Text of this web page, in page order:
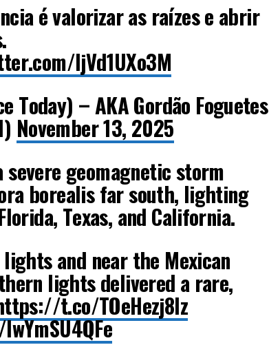
é valorizar as raízes e abrir
ljVd1UXo3M
Today) – AKA Gordão Foguetes
November 13, 2025
severe geomagnetic storm
borealis far south, lighting
Texas, and California.
and near the Mexican
lights delivered a rare,
t.co/TOeHezj8lz